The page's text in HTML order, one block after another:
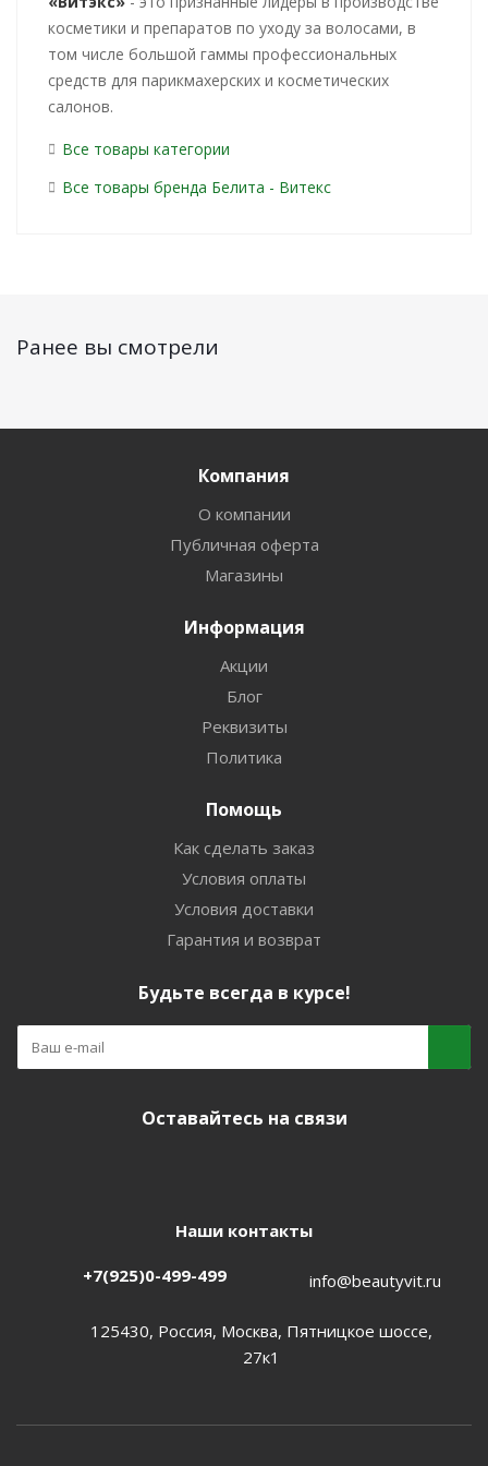
косметики и препаратов по уходу за волосами, в
том числе большой гаммы профессиональных
средств для парикмахерских и косметических
салонов.
Все товары категории
Все товары бренда Белита - Витекс
Ранее вы смотрели
Компания
О компании
Публичная оферта
Магазины
Информация
Акции
Блог
Реквизиты
Политика
Помощь
Как сделать заказ
Условия оплаты
Условия доставки
Гарантия и возврат
Будьте всегда в курсе!
Оставайтесь на связи
Наши контакты
+7(925)0-499-499 info@beautyvit.ru
125430, Россия, Москва, Пятницкое шоссе,
27к1